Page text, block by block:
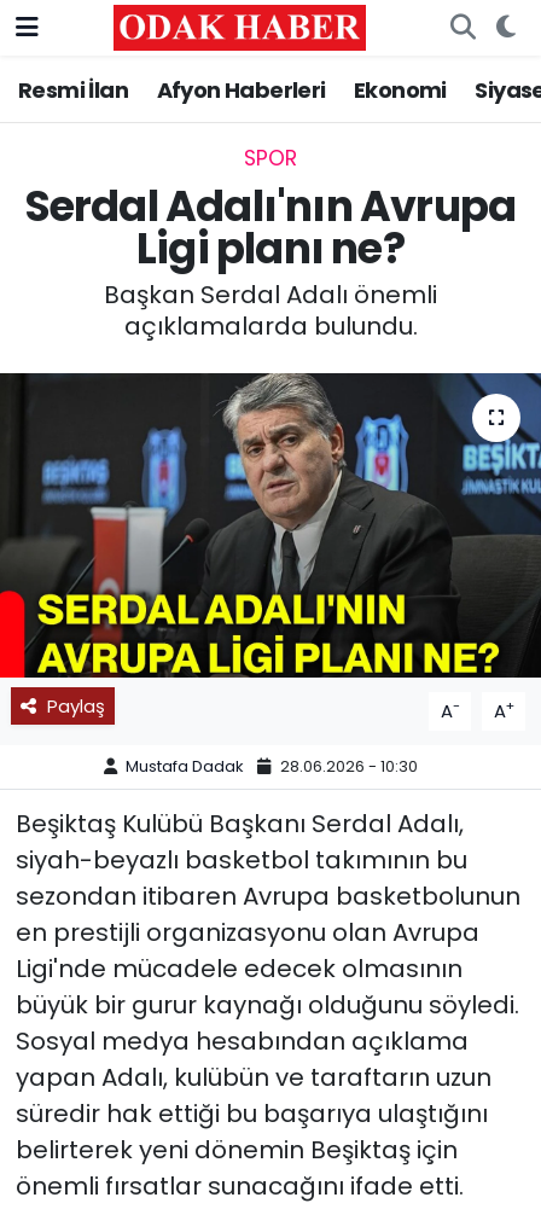
Resmi İlan Afyon Haberleri Ekonomi
SPOR
Serdal Adalı'nın Avrupa
Ligi planı ne?
Başkan Serdal Adalı önemli
açıklamalarda bulundu.
Paylaş A- A+
Mustafa Dadak 28.06.2026 - 10:30
Beşiktaş Kulübü Başkanı Serdal Adalı,
siyah-beyazlı basketbol takımının bu
sezondan itibaren Avrupa basketbolunun
en prestijli organizasyonu olan Avrupa
Ligi'nde mücadele edecek olmasının
büyük bir gurur kaynağı olduğunu söyledi.
Sosyal medya hesabından açıklama
yapan Adalı, kulübün ve taraftarın uzun
süredir hak ettiği bu başarıya ulaştığını
belirterek yeni dönemin Beşiktaş için
önemli fırsatlar sunacağını ifade etti.
AFYONKARAHİSAR HABERLERİ
ASAYİŞ
SİYASET
MAGAZİN
SAĞLIK
SPOR
11:11 MANŞET
Nöbetçi Eczaneler
Trafik Durumu
Süper Lig Puan Durumu ve Fikstür
Tüm Manşetler
Son Dakika Haberleri
Haber Arşivi